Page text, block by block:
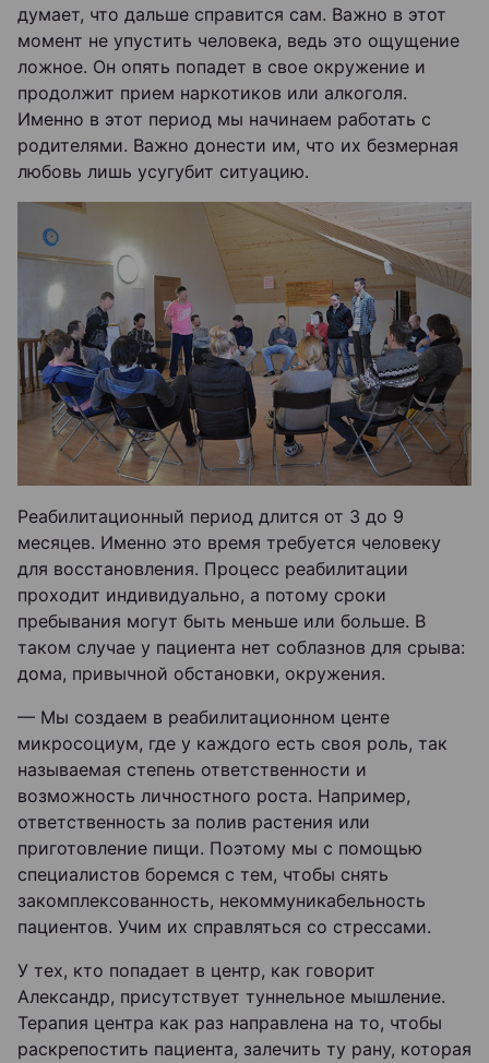
думает, что дальше справится сам. Важно в этот
момент не упустить человека, ведь это ощущение
ложное. Он опять попадет в свое окружение и
продолжит прием наркотиков или алкоголя.
Именно в этот период мы начинаем работать с
родителями. Важно донести им, что их безмерная
любовь лишь усугубит ситуацию.
Реабилитационный период длится от 3 до 9
месяцев. Именно это время требуется человеку
для восстановления. Процесс реабилитации
проходит индивидуально, а потому сроки
пребывания могут быть меньше или больше. В
таком случае у пациента нет соблазнов для срыва:
дома, привычной обстановки, окружения.
— Мы создаем в реабилитационном центе
микросоциум, где у каждого есть своя роль, так
называемая степень ответственности и
возможность личностного роста. Например,
ответственность за полив растения или
приготовление пищи. Поэтому мы с помощью
специалистов боремся с тем, чтобы снять
закомплексованность, некоммуникабельность
пациентов. Учим их справляться со стрессами.
У тех, кто попадает в центр, как говорит
Александр, присутствует туннельное мышление.
Терапия центра как раз направлена на то, чтобы
раскрепостить пациента, залечить ту рану, которая